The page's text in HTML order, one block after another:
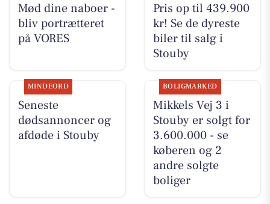
Mød dine naboer -
bliv portrætteret
på VORES
Pris op til 439.900
kr! Se de dyreste
biler til salg i
Stouby
MINDEORD
Seneste
dødsannoncer og
afdøde i Stouby
BOLIGMARKED
Mikkels Vej 3 i
Stouby er solgt for
3.600.000 - se
køberen og 2
andre solgte
boliger